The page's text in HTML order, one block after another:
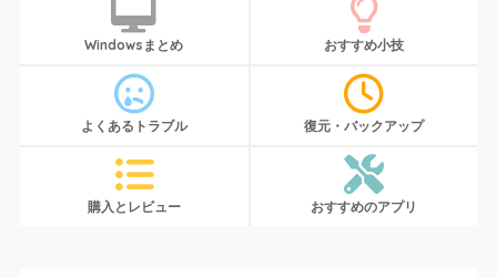
Windowsまとめ おすすめ小技
よくあるトラブル 復元・バックアップ
購入とレビュー おすすめのアプリ